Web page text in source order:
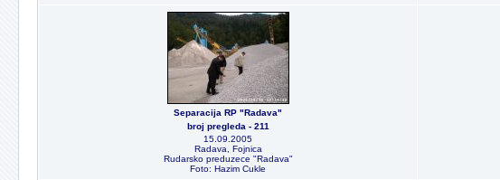
Separacija RP "Radava"
broj pregleda - 211
15.09.2005
Radava, Fojnica
Rudarsko preduzece "Radava"
Foto: Hazim Cukle